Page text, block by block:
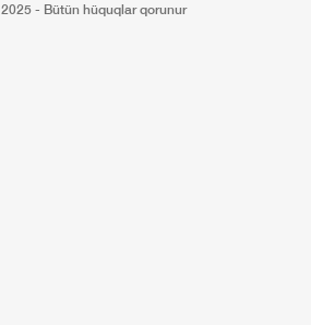
2025 - Bütün hüquqlar qorunur